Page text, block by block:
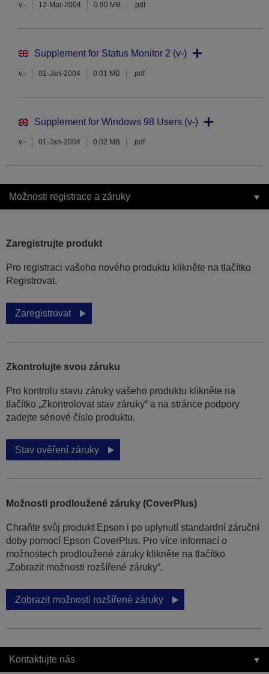
v.- 12-Mar-2004 0.90 MB .pdf
Supplement for Status Monitor 2 (v-)
v.- 01-Jan-2004 0.01 MB .pdf
Supplement for Windows 98 Users (v-)
v.- 01-Jan-2004 0.02 MB .pdf
Možnosti registrace a záruky
Zaregistrujte produkt
Pro registraci vašeho nového produktu klikněte na tlačítko
Registrovat.
Zaregistrovat
Zkontrolujte svou záruku
Pro kontrolu stavu záruky vašeho produktu klikněte na
tlačítko „Zkontrolovat stav záruky“ a na stránce podpory
zadejte sériové číslo produktu.
Stav ověření záruky
Možnosti prodloužené záruky (CoverPlus)
Chraňte svůj produkt Epson i po uplynutí standardní záruční
doby pomocí Epson CoverPlus. Pro více informací o
možnostech prodloužené záruky klikněte na tlačítko
„Zobrazit možnosti rozšířené záruky“.
Zobrazit možnosti rozšířené záruky
Kontaktujte nás